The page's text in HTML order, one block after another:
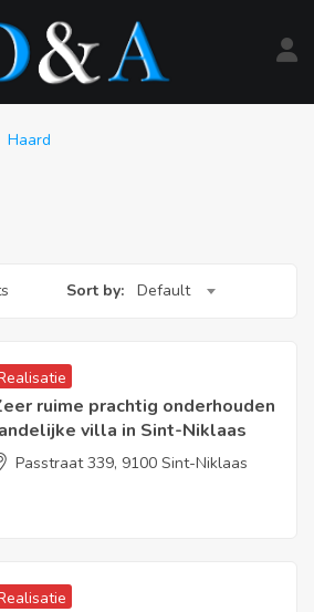
Haard
Sort by: Default
ruime prachtig onderhouden
villa in Sint-Niklaas
Passtraat 339, 9100 Sint-Niklaas